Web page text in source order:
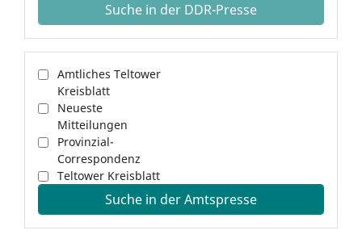
Suche in der DDR-Presse
Amtliches Teltower
Kreisblatt
Neueste
Mitteilungen
Provinzial-
Correspondenz
Teltower Kreisblatt
Suche in der Amtspresse